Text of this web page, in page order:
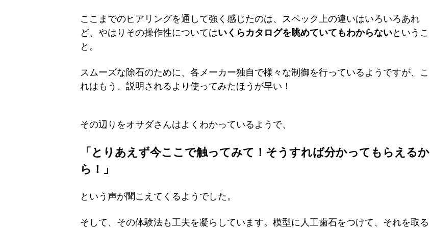
ここまでのヒアリングを通して強く感じたのは、スペック上の違いはいろいろあれ
ど、やはりその操作性についてはいくらカタログを眺めていてもわからないというこ
と。
スムーズな除石のために、各メーカー独自で様々な制御を行っているようですが、こ
れはもう、説明されるより使ってみたほうが早い！
その辺りをオサダさんはよくわかっているようで、
「とりあえず今ここで触ってみて！そうすれば分かってもらえるか
ら！」
という声が聞こえてくるようでした。
そして、その体験法も工夫を凝らしています。模型に人工歯石をつけて、それを取る